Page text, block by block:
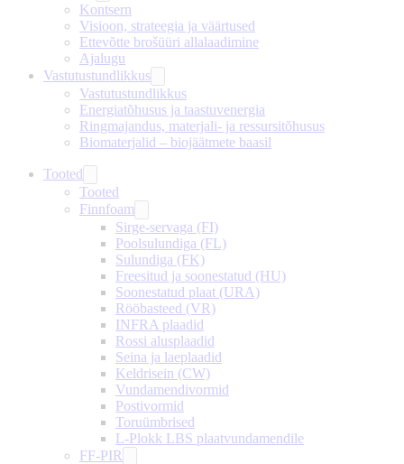
Kontsern
Visioon, strateegia ja väärtused
Ettevõtte brošüüri allalaadimine
Ajalugu
Vastutustundlikkus
Vastutustundlikkus
Energiatõhusus ja taastuvenergia
Ringmajandus, materjali- ja ressursitõhusus
Biomaterjalid – biojäätmete baasil
Tooted
Tooted
Finnfoam
Sirge-servaga (FI)
Poolsulundiga (FL)
Sulundiga (FK)
Freesitud ja soonestatud (HU)
Soonestatud plaat (URA)
Rööbasteed (VR)
INFRA plaadid
Rossi alusplaadid
Seina ja laeplaadid
Keldrisein (CW)
Vundamendivormid
Postivormid
Toruümbrised
L-Plokk LBS plaatvundamendile
FF-PIR